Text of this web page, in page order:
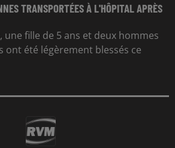
TRANSPORTÉES À L'HÔPITAL APRÈS
une fille de 5 ans et deux hommes
ont été légèrement blessés ce